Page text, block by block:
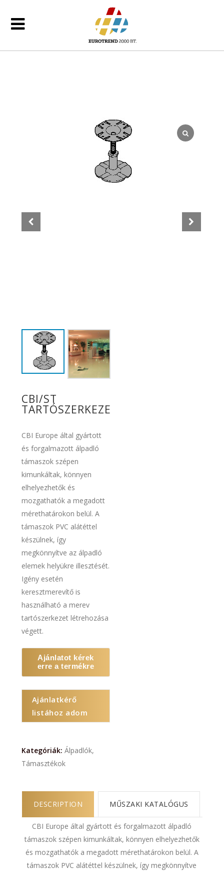
CBI/ST
TARTÓSZERKEZET
CBI Europe által gyártott
és forgalmazott álpadló
támaszok szépen
kimunkáltak, könnyen
elhelyezhetők és
mozgathatók a megadott
mérethatárokon belül. A
támaszok PVC alátéttel
készülnek, így
megkönnyítve az álpadló
elemek helyükre illesztését.
Igény esetén
keresztmerevítő is
használható a merev
tartószerkezet létrehozása
végett.
Ajánlatot kérek
erre a termékre
Ajánlatkérő
listához adom
Kategóriák: Álpadlók,
Támasztékok
DESCRIPTION MŰSZAKI KATALÓGUS
CBI Europe által gyártott és forgalmazott álpadló
támaszok szépen kimunkáltak, könnyen elhelyezhetők
és mozgathatók a megadott mérethatárokon belül. A
támaszok PVC alátéttel készülnek, így megkönnyítve